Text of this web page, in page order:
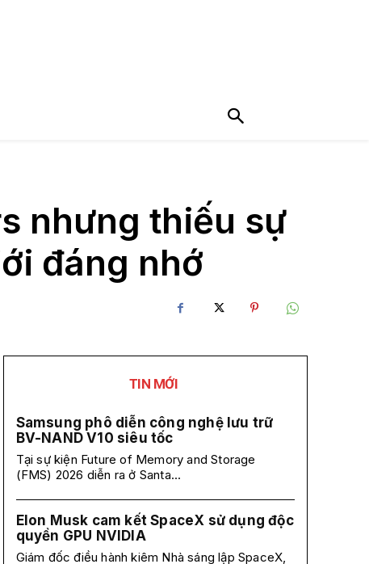
nhưng thiếu sự
đáng nhớ
TIN MỚI
Samsung phô diễn công nghệ lưu trữ
BV-NAND V10 siêu tốc
Tại sự kiện Future of Memory and Storage
(FMS) 2026 diễn ra ở Santa...
Elon Musk cam kết SpaceX sử dụng độc
quyền GPU NVIDIA
Giám đốc điều hành kiêm Nhà sáng lập SpaceX,